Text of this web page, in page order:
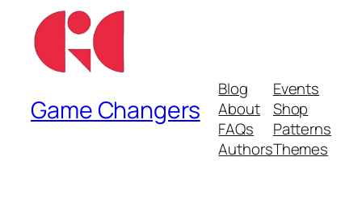
Game Changers
Blog
About
FAQs
Authors
Events
Shop
Patterns
Themes